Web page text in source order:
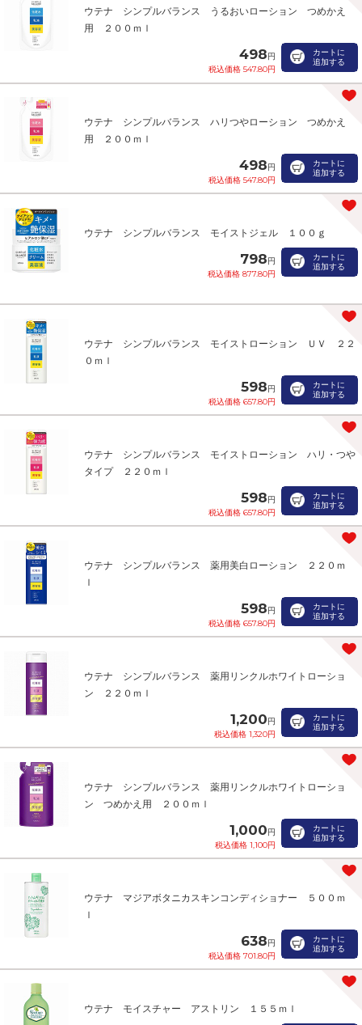
ウテナ シンプルバランス うるおいローション つめかえ
用 ２００ｍｌ
498円
税込価格 547.80円
カートに
追加する
ウテナ シンプルバランス ハリつやローション つめかえ
用 ２００ｍｌ
498円
税込価格 547.80円
カートに
追加する
ウテナ シンプルバランス モイストジェル １００ｇ
798円
税込価格 877.80円
カートに
追加する
ウテナ シンプルバランス モイストローション ＵＶ ２２
０ｍｌ
598円
税込価格 657.80円
カートに
追加する
ウテナ シンプルバランス モイストローション ハリ・つや
タイプ ２２０ｍｌ
598円
税込価格 657.80円
カートに
追加する
ウテナ シンプルバランス 薬用美白ローション ２２０ｍ
ｌ
598円
税込価格 657.80円
カートに
追加する
ウテナ シンプルバランス 薬用リンクルホワイトローショ
ン ２２０ｍｌ
1,200円
税込価格 1,320円
カートに
追加する
ウテナ シンプルバランス 薬用リンクルホワイトローショ
ン つめかえ用 ２００ｍｌ
1,000円
税込価格 1,100円
カートに
追加する
ウテナ マジアボタニカスキンコンディショナー ５００ｍ
ｌ
638円
税込価格 701.80円
カートに
追加する
ウテナ モイスチャー アストリン １５５ｍｌ